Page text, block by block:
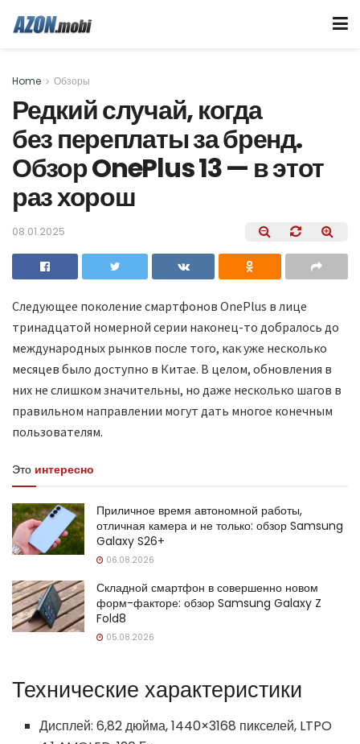
Home Обзоры
Редкий случай, когда
без переплаты за бренд.
Обзор OnePlus 13 — в этот
раз хорош
08.01.2025
Следующее поколение смартфонов OnePlus в лице
тринадцатой номерной серии наконец-то добралось до
международных рынков после того, как уже несколько
месяцев было доступно в Китае. В целом, обновления в
них не слишком значительны, но даже несколько шагов в
правильном направлении могут дать многое конечным
пользователям.
Это интересно
Приличное время автономной работы,
отличная камера и не только: обзор Samsung
Galaxy S26+
06.08.2026
Складной смартфон в совершенно новом
форм-факторе: обзор Samsung Galaxy Z
Fold8
05.08.2026
Технические характеристики
Дисплей: 6,82 дюйма, 1440×3168 пикселей, LTPO